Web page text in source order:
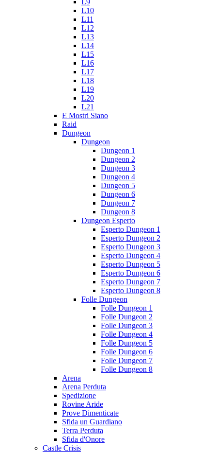
L9
L10
L11
L12
L13
L14
L15
L16
L17
L18
L19
L20
L21
E Mostri Siano
Raid
Dungeon
Dungeon
Dungeon 1
Dungeon 2
Dungeon 3
Dungeon 4
Dungeon 5
Dungeon 6
Dungeon 7
Dungeon 8
Dungeon Esperto
Esperto Dungeon 1
Esperto Dungeon 2
Esperto Dungeon 3
Esperto Dungeon 4
Esperto Dungeon 5
Esperto Dungeon 6
Esperto Dungeon 7
Esperto Dungeon 8
Folle Dungeon
Folle Dungeon 1
Folle Dungeon 2
Folle Dungeon 3
Folle Dungeon 4
Folle Dungeon 5
Folle Dungeon 6
Folle Dungeon 7
Folle Dungeon 8
Arena
Arena Perduta
Spedizione
Rovine Aride
Prove Dimenticate
Sfida un Guardiano
Terra Perduta
Sfida d'Onore
Castle Crisis